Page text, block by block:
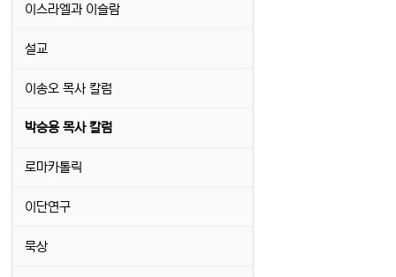
이스라엘과 이슬람
설교
이송오 목사 칼럼
박승용 목사 칼럼
로마카톨릭
이단연구
묵상